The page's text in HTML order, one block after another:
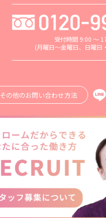
受付時間 9:00 ～
(月曜日～金曜日、日曜日
その他のお問い合わせ方法